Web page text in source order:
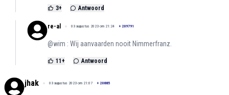
3+ Antwoord
re-al 03 augustus 2023 om 21:24 + 209791
@wim : Wij aanvaarden nooit Nimmerfranz.
11 + Antwoord
jhak 03 augustus 2023 om 21:07 + 20885